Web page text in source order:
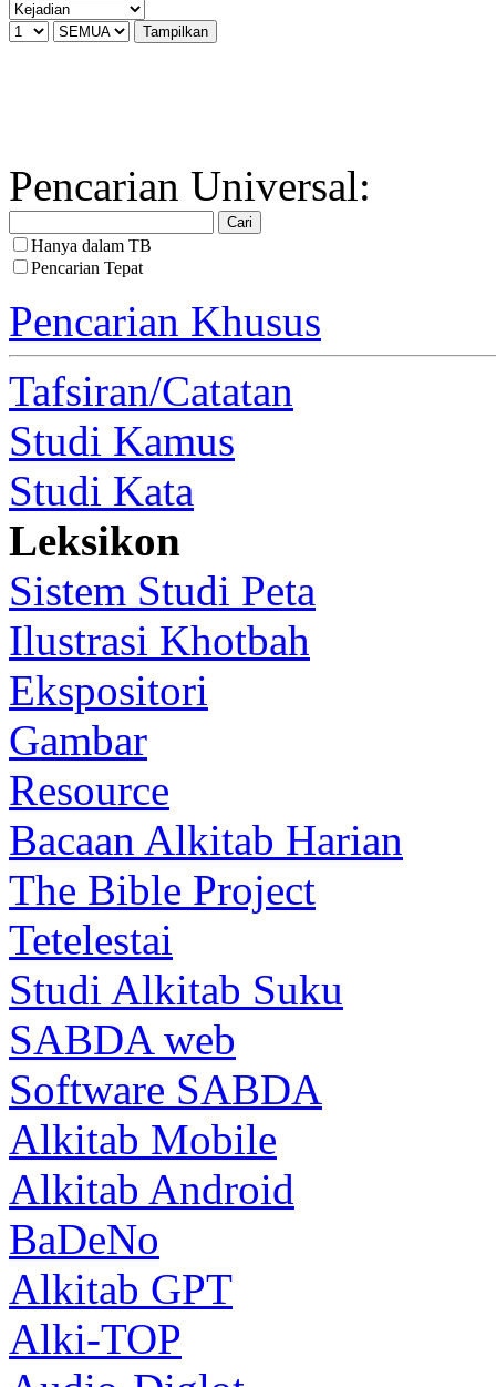
Pencarian Universal:
Hanya dalam TB
Pencarian Tepat
Pencarian Khusus
Tafsiran/Catatan
Studi Kamus
Studi Kata
Leksikon
Sistem Studi Peta
Ilustrasi Khotbah
Ekspositori
Gambar
Resource
Bacaan Alkitab Harian
The Bible Project
Tetelestai
Studi Alkitab Suku
SABDA web
Software SABDA
Alkitab Mobile
Alkitab Android
BaDeNo
Alkitab GPT
Alki-TOP